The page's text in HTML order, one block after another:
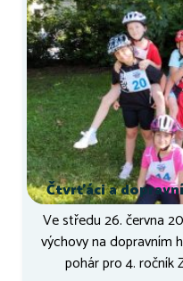
Čtvrťáci a
Ve středu 26. června
výchovy na dopravním
pohár pro 4. ročník